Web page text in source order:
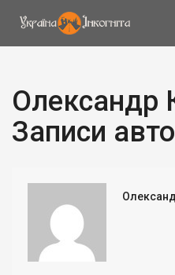
Олександр
Записи